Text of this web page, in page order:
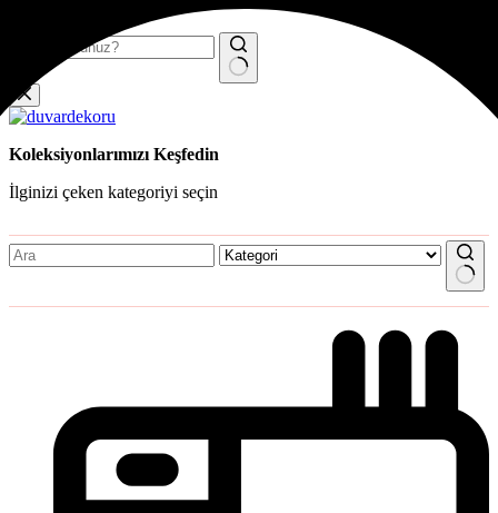
No results
Koleksiyonlarımızı Keşfedin
İlginizi çeken kategoriyi seçin